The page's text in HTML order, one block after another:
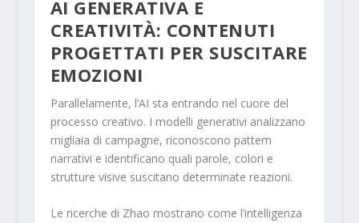
AI GENERATIVA E
CREATIVITÀ: CONTENUTI
PROGETTATI PER SUSCITARE
EMOZIONI
Parallelamente, l’AI sta entrando nel cuore del
processo creativo. I modelli generativi analizzano
migliaia di campagne, riconoscono pattern
narrativi e identificano quali parole, colori e
strutture visive suscitano determinate reazioni.
Le ricerche di Zhao mostrano come l’intelligenza